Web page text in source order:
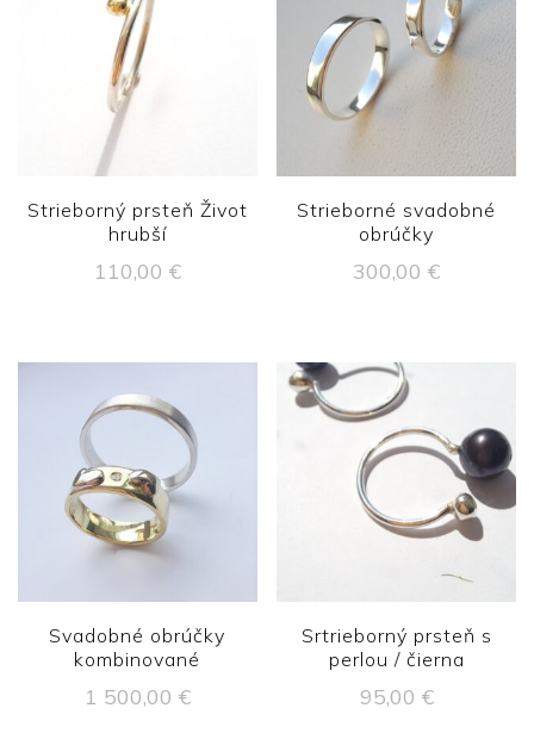
Strieborný prsteň Život
hrubší
110,00 €
Strieborné svadobné
obrúčky
300,00€
Svadobné obrúčky
kombinované
1 500,00 €
Srtrieborný prsteň s
perlou / čierna
95,00 €